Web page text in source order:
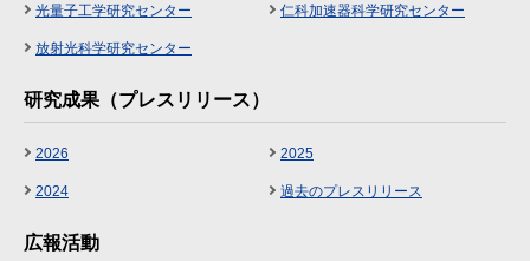
光量子工学研究センター 仁科加速器科学研究センター
放射光科学研究センター
研究成果（プレスリリース）
2026 2025
2024 過去のプレスリリース
広報活動